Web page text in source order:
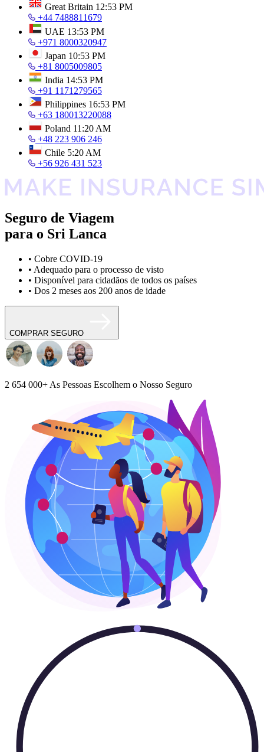
Great Britain 12:53 PM
+44 7488811679
UAE 13:53 PM
+971 8000320947
Japan 10:53 PM
+81 8005009805
India 14:53 PM
+91 1171279565
Philippines 16:53 PM
+63 180013220088
Poland 11:20 AM
+48 223 906 246
Chile 5:20 AM
+56 926 431 523
Seguro de Viagem
para o Sri Lanca
• Cobre COVID-19
• Adequado para o processo de visto
• Disponível para cidadãos de todos os países
• Dos 2 meses aos 200 anos de idade
COMPRAR SEGURO
2 654 000+ As Pessoas Escolhem o Nosso Seguro